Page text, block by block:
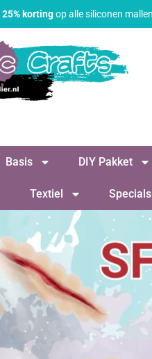
25% kortingop alle siliconen
Basis DIY Pakket
Textiel Specials